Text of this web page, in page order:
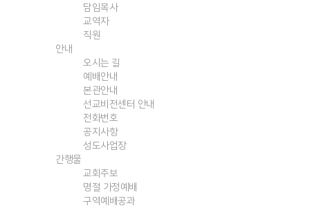
담임목사
교역자
직원
안내
오시는 길
예배안내
본관안내
선교비전센터 안내
전화번호
공지사항
성도사업장
간행물
교회주보
명절 가정예배
구역예배공과